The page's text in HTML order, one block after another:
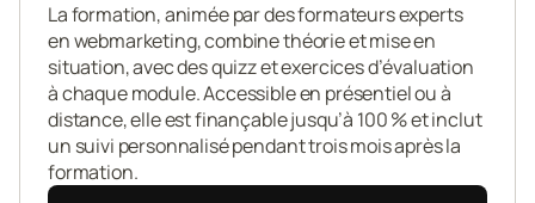
La formation, animée par des formateurs experts
en webmarketing, combine théorie et mise en
situation, avec des quizz et exercices d’évaluation
à chaque module. Accessible en présentiel ou à
distance, elle est finançable jusqu’à 100 % et inclut
un suivi personnalisé pendant trois mois après la
formation.